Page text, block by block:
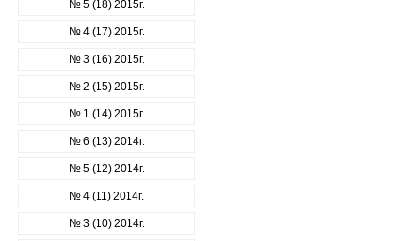
№ 5 (18) 2015г.
№ 4 (17) 2015г.
№ 3 (16) 2015г.
№ 2 (15) 2015г.
№ 1 (14) 2015г.
№ 6 (13) 2014г.
№ 5 (12) 2014г.
№ 4 (11) 2014г.
№ 3 (10) 2014г.